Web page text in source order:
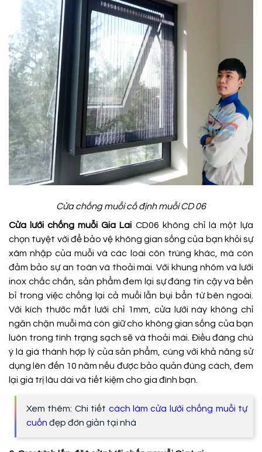
Cửa chống muỗi cố định muỗi CD 06
Cửa lưới chống muỗi Gia Lai CD06 không chỉ là một lựa
chọn tuyệt vời để bảo vệ không gian sống của bạn khỏi sự
xâm nhập của muỗi và các loài côn trùng khác, mà còn
đảm bảo sự an toàn và thoải mái. Với khung nhôm và lưới
inox chắc chắn, sản phẩm đem lại sự đáng tin cậy và bền
bỉ trong việc chống lại cả muỗi lẫn bụi bẩn từ bên ngoài.
Với kích thước mắt lưới chỉ 1mm, cửa lưới này không chỉ
ngăn chặn muỗi mà còn giữ cho không gian sống của bạn
luôn trong tình trạng sạch sẽ và thoải mái. Điều đáng chú
ý là giá thành hợp lý của sản phẩm, cùng với khả năng sử
dụng lên đến 10 năm nếu được bảo quản đúng cách, đem
lại giá trị lâu dài và tiết kiệm cho gia đình bạn.
Xem thêm: Chi tiết cách làm cửa lưới chống muỗi tự
cuốn đẹp đơn giản tại nhà